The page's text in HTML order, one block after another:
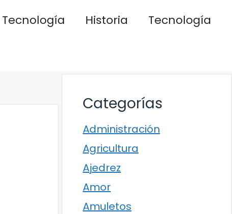
Tecnología Historia
Tecnología
Categorías
Administración
Agricultura
Ajedrez
Amor
Amuletos